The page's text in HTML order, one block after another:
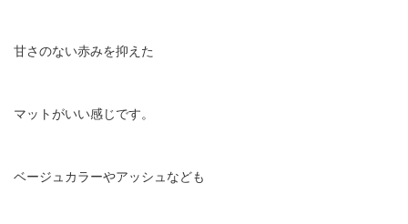
甘さのない赤みを抑えた
マットがいい感じです。
ベージュカラーやアッシュなども